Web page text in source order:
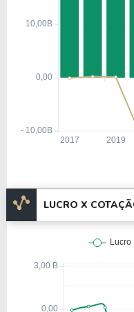
LUCRO X